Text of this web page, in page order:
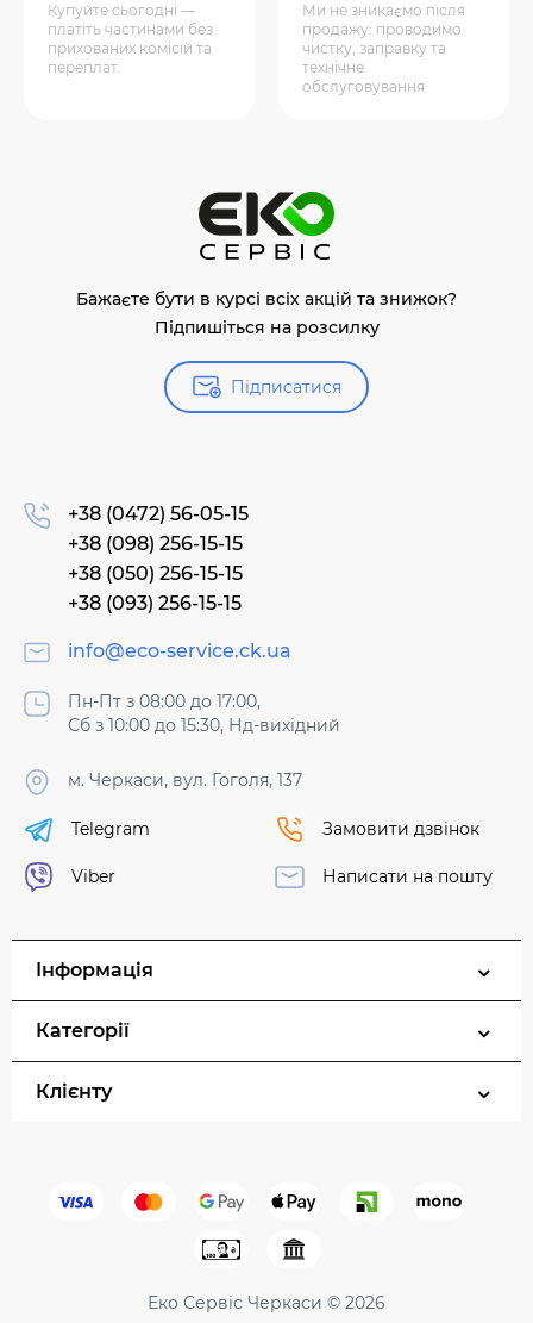
Купуйте сьогодні —
платіть частинами без
прихованих комісій та
переплат.
Ми не зникаємо після
продажу: проводимо
чистку, заправку та
технічне
обслуговування
Бажаєте бути в курсі всіх акцій та знижок?
Підпишіться на розсилку
Підписатися
+38 (0472) 56-05-15
+38 (098) 256-15-15
+38 (050) 256-15-15
+38 (093) 256-15-15
info@eco-service.ck.ua
Пн-Пт з 08:00 до 17:00,
Сб з 10:00 до 15:30, Нд-вихідний
м. Черкаси, вул. Гоголя, 137
Telegram
Viber
Замовити дзвінок
Написати на пошту
Інформація
Категорії
Клієнту
Еко Сервіс Черкаси © 2026